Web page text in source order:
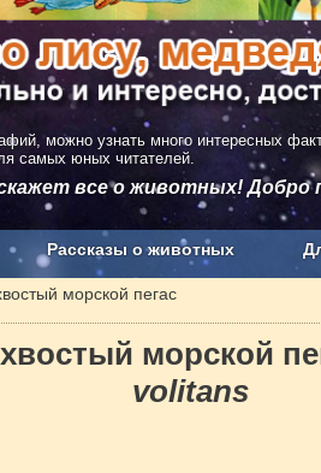
можно узнать много интересных
самых юных читателей.
все о животных!
Рассказы о животных
О проекте
морской пегас
морской
volitans